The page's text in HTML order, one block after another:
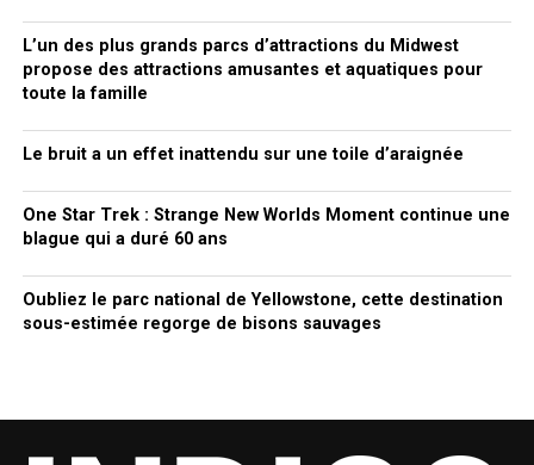
L’un des plus grands parcs d’attractions du Midwest
propose des attractions amusantes et aquatiques pour
toute la famille
Le bruit a un effet inattendu sur une toile d’araignée
One Star Trek : Strange New Worlds Moment continue une
blague qui a duré 60 ans
Oubliez le parc national de Yellowstone, cette destination
sous-estimée regorge de bisons sauvages